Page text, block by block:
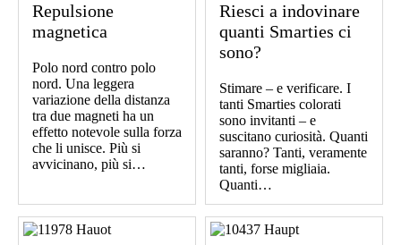
Repulsione
magnetica
Polo nord contro polo
nord. Una leggera
variazione della distanza
tra due magneti ha un
effetto notevole sulla forza
che li unisce. Più si
avvicinano, più si…
Riesci a indovinare
quanti Smarties ci
sono?
Stimare – e verificare. I
tanti Smarties colorati
sono invitanti – e
suscitano curiosità. Quanti
saranno? Tanti, veramente
tanti, forse migliaia.
Quanti…